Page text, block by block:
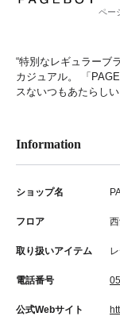
PARCOメンバーズ
ペー
“特別なレギュラーブ
カジュアル。 「
スないつもあたらし
Information
ショップ名
フロア
取り扱いアイテム
電話番号
公式Webサイト